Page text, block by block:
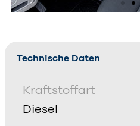
Technische Daten
Kraftstoffart
Diesel